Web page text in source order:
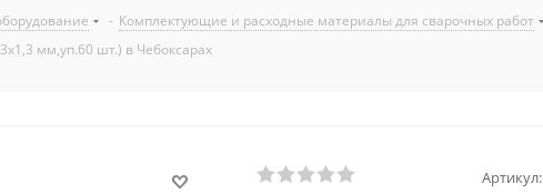
- Комплектующие и расходные материалы для сварочных работ
мм,уп.60 шт.) в Чебоксарах
Артикул: